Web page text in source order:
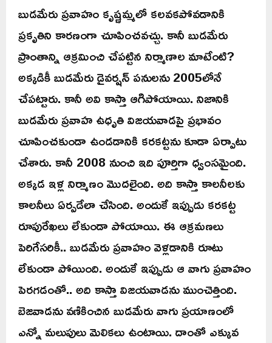
బుడమేరు ప్రవాహం కృష్ణమ్మలో కలవకపోవడానికి
ప్రకృతిని కారణంగా చూపించవచ్చు. కానీ బుడమేరు
ప్రాంతాన్ని ఆక్రమించి చేపట్టిన నిర్మాణాల మాటేంటి?
అక్కడికీ బుడమేరు డైవర్షన్ పనులను 2005లోనే
చేపట్టారు. కానీ అవి కాస్తా ఆగిపోయాయి. నిజానికి
బుడమేరు ప్రవాహ ఉధృతి విజయవాడపై ప్రభావం
చూపించకుండా ఉండడానికి కరకట్టను కూడా ఏర్పాటు
చేశారు. కానీ 2008 నుంచి ఇది పూర్తిగా ధ్వంసమైంది.
అక్కడ ఇళ్ల నిర్మాణం మొదలైంది. అది కాస్తా కాలనీలకు
కాలనీలు ఏర్పడేలా చేసింది. అందుకే ఇప్పుడు కరకట్ట
రూపురేఖలు లేకుండా పోయాయి. ఈ ఆక్రమణలు
పెరిగేసరికీ.. బుడమేరు ప్రవాహం వెళ్లడానికి రూటు
లేకుండా పోయింది. అందుకే ఇప్పుడు ఆ వాగు ప్రవాహం
పెరగడంతో.. అది కాస్తా విజయవాడను ముంచెత్తింది.
బెజవాడను వణికించిన బుడమేరు వాగు ప్రయాణంలో
ఎన్నో మలుపులు మెలికలు ఉంటాయి. దాంతో ఎక్కువ